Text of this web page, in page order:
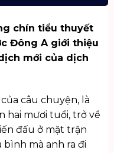
chín tiểu thuyết
Đông A giới thiệu
mới của dịch
câu chuyện, là
hai mươi tuổi, trở về
đấu ở mặt trận
mà anh ra đi